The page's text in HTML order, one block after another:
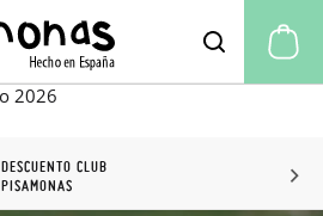
DESCUENTO CLUB
PISAMONAS